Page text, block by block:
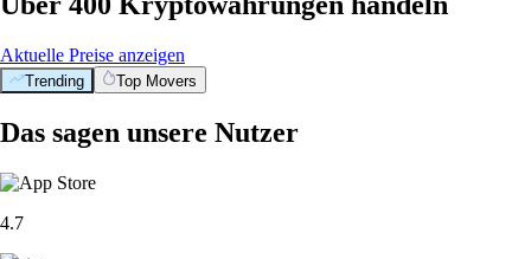
Aktuelle Preise anzeigen
Trending Top Movers
Das sagen unsere Nutzer
4.7